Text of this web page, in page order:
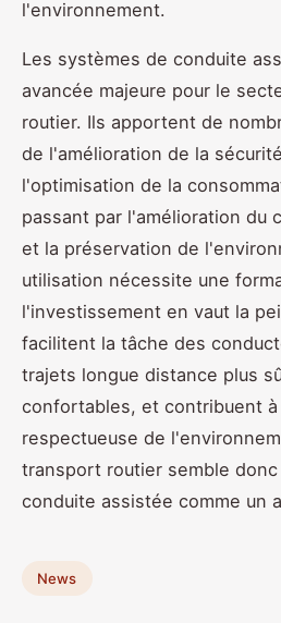
l'environnement.
Les systèmes de conduite
avancée majeure pour le
routier. Ils apportent de
de l'amélioration de la
l'optimisation de la
passant par l'amélioration du
et la préservation de
utilisation nécessite une
l'investissement en vaut la
facilitent la tâche des
trajets longue distance plus
confortables, et contribuent
respectueuse de
transport routier semble
conduite assistée comme un
News